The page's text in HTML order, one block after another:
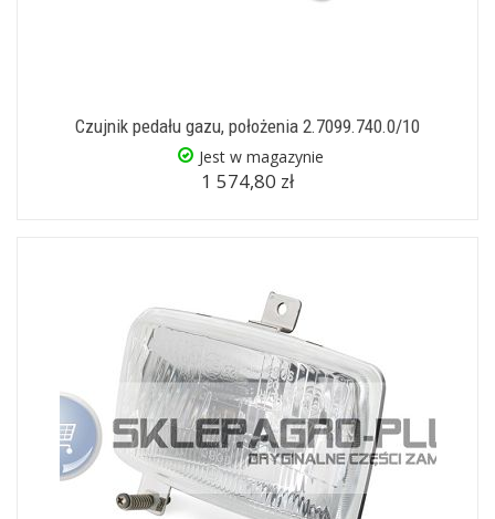
Czujnik pedału gazu, położenia 2.7099.740.0/10
Jest w magazynie
1 574,80 zł